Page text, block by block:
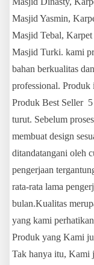
Masjid Yasmin,
Masjid Tebal,
Masjid Turki. kami
bahan berkualitas
professional. Produk
Produk Best Seller
turut. Sebelum
membuat design
ditandatangani oleh
pengerjaan
rata-rata lama
bulan.Kualitas
yang kami
Produk yang Kami
Tak hanya itu, Kami